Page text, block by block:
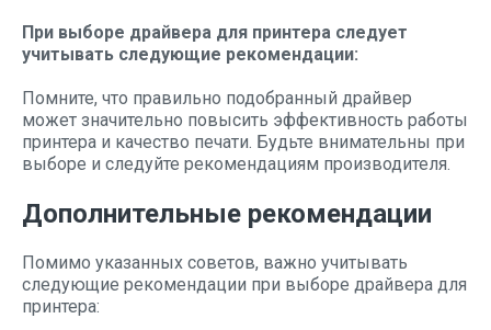
При выборе драйвера для принтера следует
учитывать следующие рекомендации:
Помните, что правильно подобранный драйвер
может значительно повысить эффективность работы
принтера и качество печати. Будьте внимательны при
выборе и следуйте рекомендациям производителя.
Дополнительные рекомендации
Помимо указанных советов, важно учитывать
следующие рекомендации при выборе драйвера для
принтера: